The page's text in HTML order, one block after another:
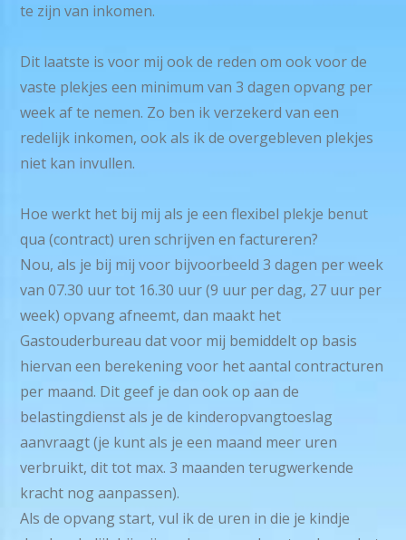
te zijn van inkomen.
Dit laatste is voor mij ook de reden om ook voor de
vaste plekjes een minimum van 3 dagen opvang per
week af te nemen. Zo ben ik verzekerd van een
redelijk inkomen, ook als ik de overgebleven plekjes
niet kan invullen.
Hoe werkt het bij mij als je een flexibel plekje benut
qua (contract) uren schrijven en factureren?
Nou, als je bij mij voor bijvoorbeeld 3 dagen per week
van 07.30 uur tot 16.30 uur (9 uur per dag, 27 uur per
week) opvang afneemt, dan maakt het
Gastouderbureau dat voor mij bemiddelt op basis
hiervan een berekening voor het aantal contracturen
per maand. Dit geef je dan ook op aan de
belastingdienst als je de kinderopvangtoeslag
aanvraagt (je kunt als je een maand meer uren
verbruikt, dit tot max. 3 maanden terugwerkende
kracht nog aanpassen).
Als de opvang start, vul ik de uren in die je kindje